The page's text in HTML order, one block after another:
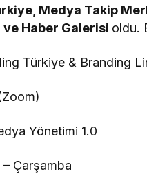
Medya Takip
ve Haber Galerisi oldu.
Türkiye & Branding
Yönetimi 1.0
Çarşamba